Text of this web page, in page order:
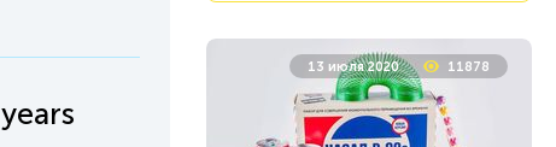
13 июля 2020 11878